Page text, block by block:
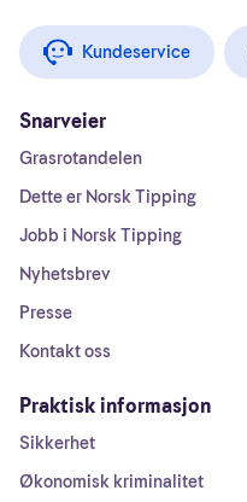
Kundeservice
Snarveier
Grasrotandelen
Dette er Norsk Tipping
Jobb i Norsk Tipping
Nyhetsbrev
Presse
Kontakt oss
Praktisk informasjon
Sikkerhet
Økonomisk kriminalitet